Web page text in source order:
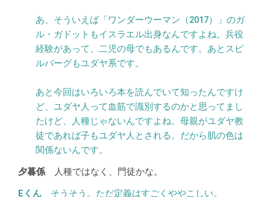
あ、そういえば「ワンダーウーマン（2017）」のガ
ル・ガドットもイスラエル出身なんですよね。兵役
経験があって、二児の母でもあるんです。あとスピ
ルバーグもユダヤ系です。
あと今回はいろいろ本を読んでいて知ったんですけ
ど、ユダヤ人って血筋で識別するのかと思ってまし
たけど、人種じゃないんですよね。母親がユダヤ教
徒であれば子もユダヤ人とされる。だから肌の色は
関係ないんです。
人種ではなく、門徒かな。
そうそう。ただ定義はすごくややこしい。